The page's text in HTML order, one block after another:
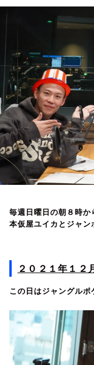
TBS
お知らせ
YouTube
会社情報
毎週日曜日の朝８時か
本仮屋ユイカとジャン
２０２１年１２
この日はジャングルポ